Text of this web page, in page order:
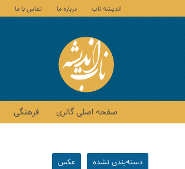
اندیشه ناب درباره ما تماس با ما
صفحه اصلی گالری فرهنگی
دسته‌بندی نشده عکس